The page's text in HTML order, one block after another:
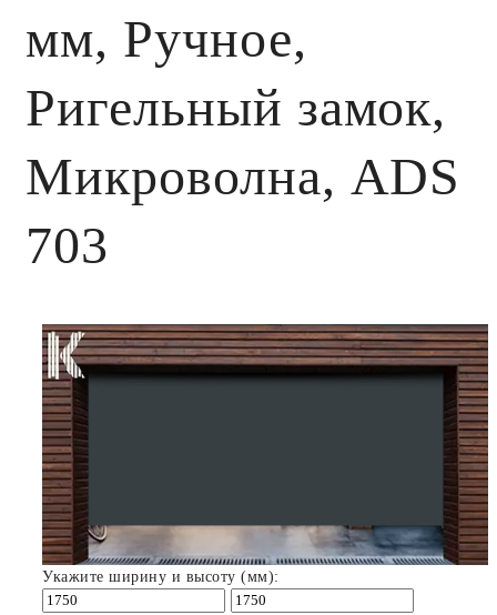
мм, Ручное,
Ригельный замок,
Микроволна, ADS
703
Укажите ширину и высоту (мм):